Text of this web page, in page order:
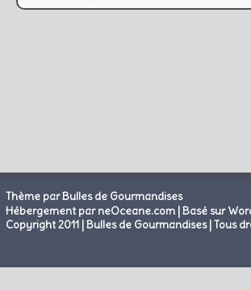
Thème par Bulles de Gourmandises
Hébergement par neOceane.com |Basé sur
Copyright 2011 | Bulles de Gourmandises | Tous